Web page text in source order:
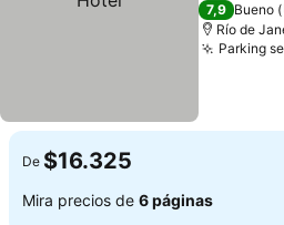
7,9 Bueno
Río de
Parking
De $16.325
Mira precios de 6 páginas